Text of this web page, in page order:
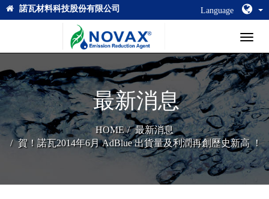
諾瓦材料科技股份有限公司 Language
Toggle
最新消息
HOME
最新消息
賀！諾瓦2014年6月 AdBlue 出貨量及利潤再創歷史新高 ！